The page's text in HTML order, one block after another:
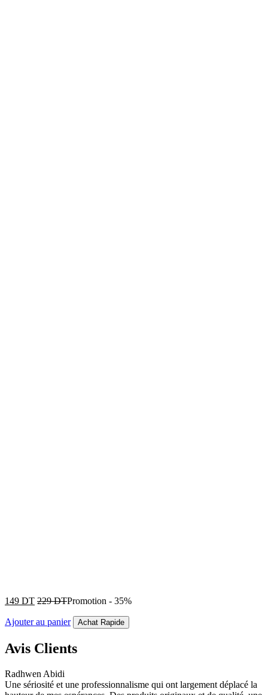
149 DT 229DTPromotion - 35%
Ajouter au panier Achat Rapide
Avis Clients
Radhwen Abidi
Une sériosité et une professionnalisme qui ont largement déplacé la